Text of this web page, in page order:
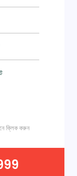
ক্লিক করুন